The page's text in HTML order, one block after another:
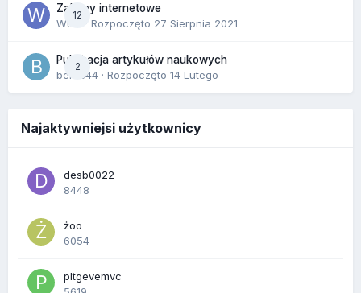
12
Zakupy internetowe
Wula
· Rozpoczęto 27 Sierpnia 2021
2
Publikacja artykułów naukowych
berus44 · Rozpoczęto 14 Lutego
Najaktywniejsi użytkownicy
desb0022
8448
żoo
6054
pltgevemvc